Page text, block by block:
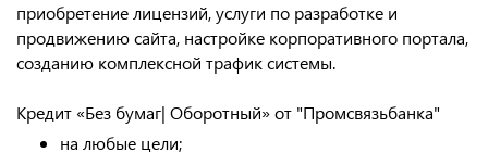
приобретение лицензий, услуги по разработке и
продвижению сайта, настройке корпоративного портала,
созданию комплексной трафик системы.
Кредит «Без бумаг| Оборотный» от "Промсвязьбанка"
на любые цели;